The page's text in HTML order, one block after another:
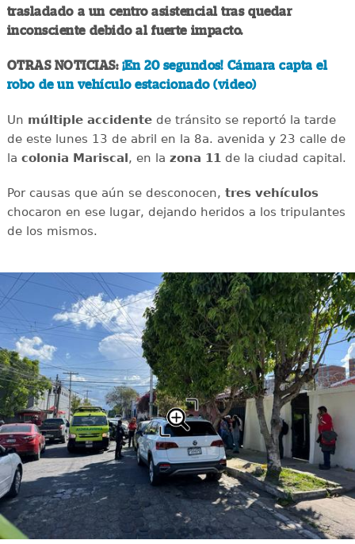
trasladado a un centro asistencial tras quedar
inconsciente debido al fuerte impacto.
OTRAS NOTICIAS: ¡En 20 segundos! Cámara capta el
robo de un vehículo estacionado (video)
Un múltiple accidentede tránsito se reportó la tarde
de este lunes 13 de abril en la 8a. avenida y 23 calle de
la colonia Mariscal, en la zona 11de la ciudad capital.
Por causas que aún se desconocen, tres vehículos
chocaron en ese lugar, dejando heridos a los tripulantes
de los mismos.